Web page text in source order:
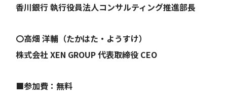
香川銀行 執行役員法人コンサルティング推進部長
〇高畑 洋輔（たかはた・ようすけ）
株式会社 XEN GROUP 代表取締役 CEO
■参加費：無料